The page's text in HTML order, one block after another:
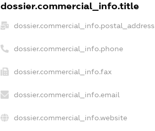
dossier.commercial_info.title
dossier.commercial_info.postal_address
dossier.commercial_info.phone
dossier.commercial_info.fax
dossier.commercial_info.email
dossier.commercial_info.website